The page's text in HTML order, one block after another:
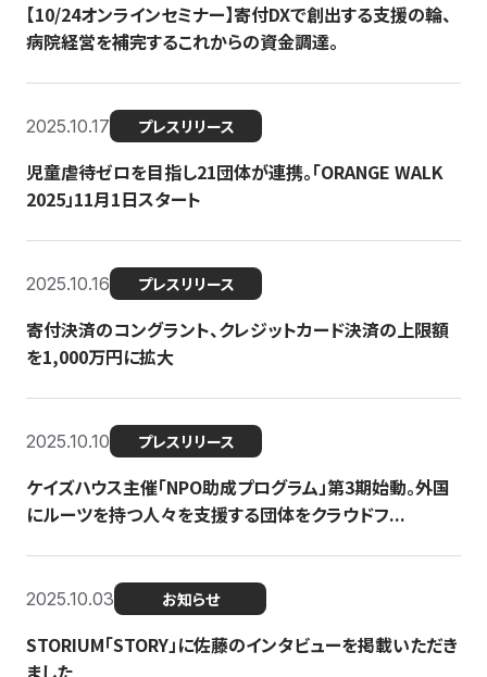
【10/24オンラインセミナー】寄付DXで創出する支援の輪、
病院経営を補完するこれからの資金調達。
2025.10.17 プレスリリース
児童虐待ゼロを目指し21団体が連携。「ORANGE WALK
2025」11月1日スタート
2025.10.16 プレスリリース
寄付決済のコングラント、クレジットカード決済の上限額
を1,000万円に拡大
2025.10.10 プレスリリース
ケイズハウス主催「NPO助成プログラム」第3期始動。外国
にルーツを持つ人々を支援する団体をクラウドフ...
2025.10.03 お知らせ
STORIUM「STORY」に佐藤のインタビューを掲載いただき
ました